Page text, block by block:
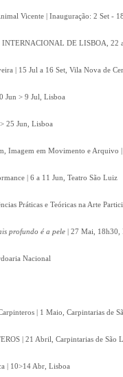
Vicente | Inauguração: 2 Set -
DE LISBOA, 22
| 15 Jul a 16 Set, Vila Nova de
Jun > 9 Jul, Lisboa
25 Jun, Lisboa
Imagem em Movimento e Arquivo
| 6 a 11 Jun, Teatro São Luiz
Práticas e Teóricas na Arte
profundo é a pele | 27 Mai, 18h30,
Nacional
| 1 Maio, Carpintarias de
| 21 Abril, Carpintarias de São
| 10>14 Abr, Lisboa